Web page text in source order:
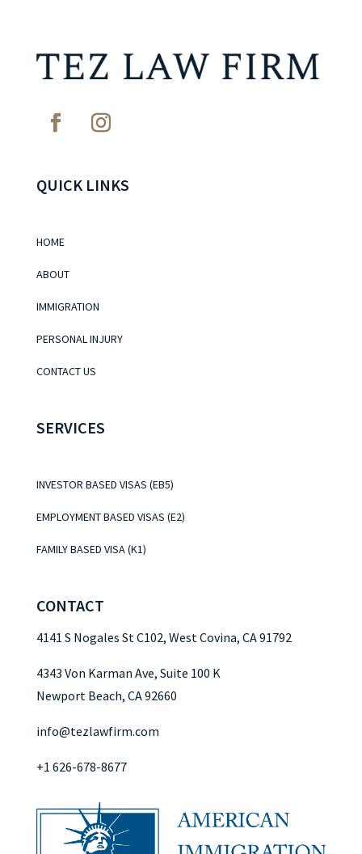
QUICK LINKS
HOME
ABOUT
IMMIGRATION
PERSONAL INJURY
CONTACT US
SERVICES
INVESTOR BASED VISAS (EB5)
EMPLOYMENT BASED VISAS (E2)
FAMILY BASED VISA (K1)
CONTACT
4141 S Nogales St C102, West Covina, CA 91792
4343 Von Karman Ave, Suite 100 K
Newport Beach, CA 92660
info@tezlawfirm.com
+1 626-678-8677